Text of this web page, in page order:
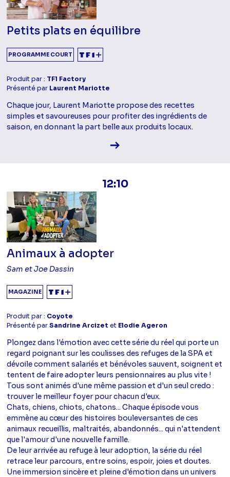
Petits plats en équilibre
PROGRAMME COURT
Produit par : TF1 Factory
Présenté par Laurent Mariotte
Chaque jour, Laurent Mariotte propose des recettes
simples et savoureuses pour profiter des ingrédients de
saison, en donnant la part belle aux produits locaux.
Voir la fiche diffusion
12:10
Animaux à adopter
Sam et Joe Dassin
MAGAZINE
Produit par : Coyote
Présenté parSandrine Arcizet et Elodie Ageron
Plongez dans l'émotion avec cette série du réel qui porte un
regard poignant sur les coulisses des refuges de la SPA et
dévoile comment salariés et bénévoles sauvent, soignent et
tentent de faire adopter leurs pensionnaires au plus vite !
Tous sont animés d'une même passion et d'un seul credo :
trouver le meilleur foyer pour chacun d'eux.
Chats, chiens, chiots, chatons... Chaque épisode vous
emmène au cœur des histoires bouleversantes de ces
animaux recueillis, maltraités, abandonnés... qui n'attendent
que l'amour d'une nouvelle famille.
De leur arrivée au refuge à leur adoption, la série du réel
retrace leur parcours, entre soins, espoir, joies et doutes.
Une immersion sincère et pleine d'émotion dans un univers